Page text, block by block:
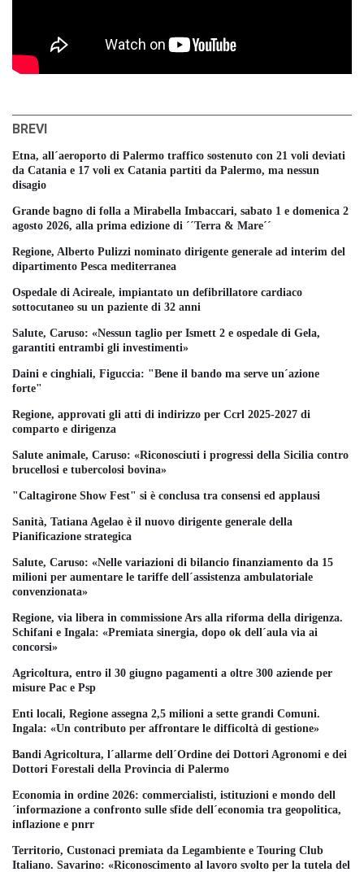
BREVI
Etna, all´aeroporto di Palermo traffico sostenuto con 21 voli deviati
da Catania e 17 voli ex Catania partiti da Palermo, ma nessun
disagio
Grande bagno di folla a Mirabella Imbaccari, sabato 1 e domenica 2
agosto 2026, alla prima edizione di ´´Terra & Mare´´
Regione, Alberto Pulizzi nominato dirigente generale ad interim del
dipartimento Pesca mediterranea
Ospedale di Acireale, impiantato un defibrillatore cardiaco
sottocutaneo su un paziente di 32 anni
Salute, Caruso: «Nessun taglio per Ismett 2 e ospedale di Gela,
garantiti entrambi gli investimenti»
Daini e cinghiali, Figuccia: "Bene il bando ma serve un´azione
forte"
Regione, approvati gli atti di indirizzo per Ccrl 2025-2027 di
comparto e dirigenza
Salute animale, Caruso: «Riconosciuti i progressi della Sicilia contro
brucellosi e tubercolosi bovina»
"Caltagirone Show Fest" si è conclusa tra consensi ed applausi
Sanità, Tatiana Agelao è il nuovo dirigente generale della
Pianificazione strategica
Salute, Caruso: «Nelle variazioni di bilancio finanziamento da 15
milioni per aumentare le tariffe dell´assistenza ambulatoriale
convenzionata»
Regione, via libera in commissione Ars alla riforma della dirigenza.
Schifani e Ingala: «Premiata sinergia, dopo ok dell´aula via ai
concorsi»
Agricoltura, entro il 30 giugno pagamenti a oltre 300 aziende per
misure Pac e Psp
Enti locali, Regione assegna 2,5 milioni a sette grandi Comuni.
Ingala: «Un contributo per affrontare le difficoltà di gestione»
Bandi Agricoltura, l´allarme dell´Ordine dei Dottori Agronomi e dei
Dottori Forestali della Provincia di Palermo
Economia in ordine 2026: commercialisti, istituzioni e mondo dell
´informazione a confronto sulle sfide dell´economia tra geopolitica,
inflazione e pnrr
Territorio, Custonaci premiata da Legambiente e Touring Club
Italiano. Savarino: «Riconoscimento al lavoro svolto per la tutela del